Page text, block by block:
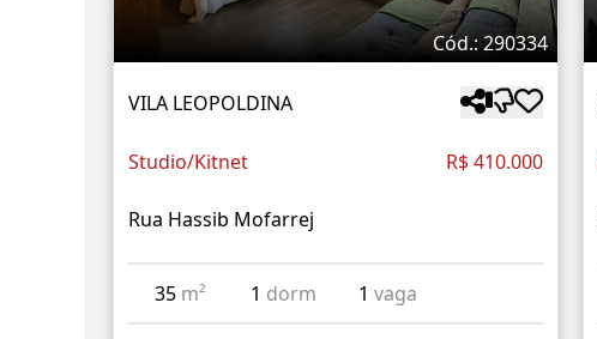
Cód.: 290334
VILA LEOPOLDINA
Studio/Kitnet R$ 410.000
Rua Hassib Mofarrej
35 m² 1 dorm 1 vaga